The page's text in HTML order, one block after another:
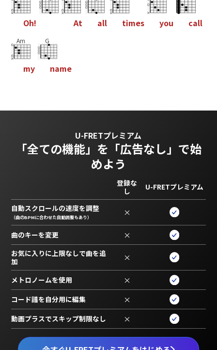
Oh! At all times you call
Am
my
G
name
U-FRETプレミアム
「全ての機能」を 「広告なし」で始
めよう
登録な
し
U-FRETプレミアム
自動スクロールの速度を調整
（曲のBPMに合わせた自動調整もあり） ×
曲のキーを変更 ×
お気に入りに上限なしで曲を追
加
×
メトロノームを使用 ×
コード譜を自分用に編集 ×
動画プラスでスキップ制限なし ×